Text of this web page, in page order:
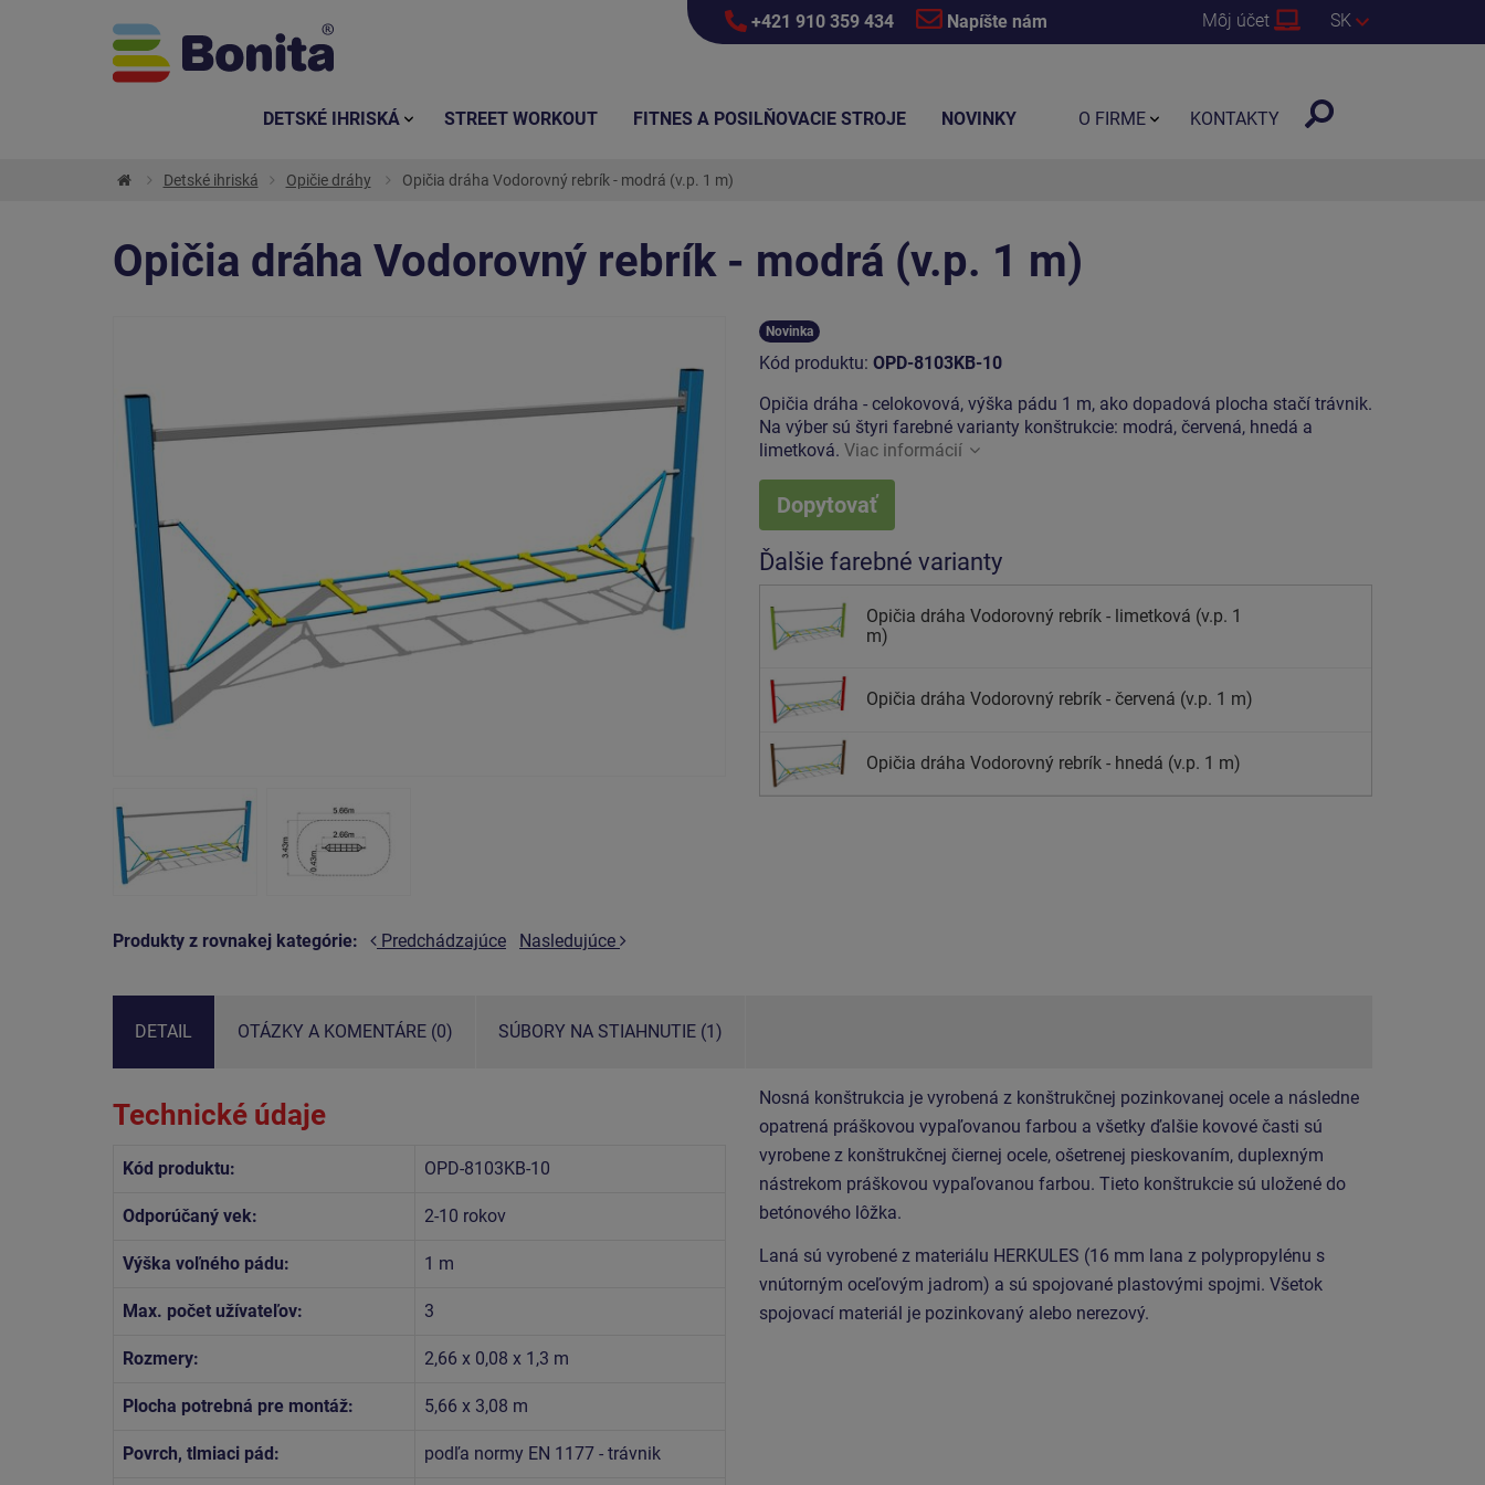
+421 910 359 434 Napíšte nám Môj účet SK
Detské ihriská Opičie dráhy Opičia dráha Vodorovný rebrík - modrá (v.p. 1 m)
Opičia dráha Vodorovný rebrík - modrá (v.p. 1 m)
Produkty z rovnakej kategórie: Predchádzajúce Nasledujúce
Novinka
Kód produktu: OPD-8103KB-10
Opičia dráha - celokovová, výška pádu 1 m, ako dopadová plocha stačí trávnik.
Na výber sú štyri farebné varianty konštrukcie: modrá, červená, hnedá a
limetková. Viac informácií
Dopytovať
Ďalšie farebné varianty
Opičia dráha Vodorovný rebrík - limetková (v.p. 1
m)
Opičia dráha Vodorovný rebrík - červená (v.p. 1 m)
Opičia dráha Vodorovný rebrík - hnedá (v.p. 1 m)
DETAIL OTÁZKY A KOMENTÁRE (0) SÚBORY NA STIAHNUTIE (1)
Technické údaje
Kód produktu: OPD-8103KB-10
Odporúčaný vek: 2-10 rokov
Výška voľného pádu: 1 m
Max. počet užívateľov: 3
Rozmery: 2,66 x 0,08 x 1,3 m
Plocha potrebná pre montáž: 5,66 x 3,08 m
Povrch, tlmiaci pád: podľa normy EN 1177 - trávnik
Nosná konštrukcia je vyrobená z konštrukčnej pozinkovanej ocele a následne
opatrená práškovou vypaľovanou farbou a všetky ďalšie kovové časti sú
vyrobene z konštrukčnej čiernej ocele, ošetrenej pieskovaním, duplexným
nástrekom práškovou vypaľovanou farbou. Tieto konštrukcie sú uložené do
betónového lôžka.
Laná sú vyrobené z materiálu HERKULES (16 mm lana z polypropylénu s
vnútorným oceľovým jadrom) a sú spojované plastovými spojmi. Všetok
spojovací materiál je pozinkovaný alebo nerezový.
DETSKÉ IHRISKÁ STREET WORKOUT FITNES A POSILŇOVACIE STROJE NOVINKY O FIRME KONTAKTY